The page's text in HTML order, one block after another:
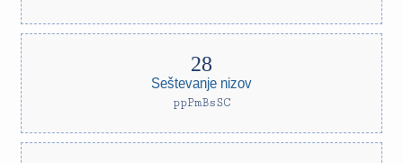
Seštevanje nizov
ppPmBsSC